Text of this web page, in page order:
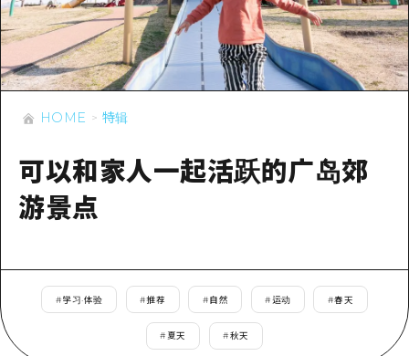
推荐
艺术
活动·庙会
美食·酒水
骑自行车
夜晚生活
世界遗产
学习·体验
列表
Dive!Hiroshima官方向导
安艺
艺北
宫岛周边
探索
列表
广岛市内
答對了
宫岛周边
东山口
活动
访问访问
次要流量摘要
设施拥堵
新闻
HOME 特辑
可以和家人一起活跃的广岛郊
游景点
#学习·体验 #推荐 #自然 #运动 #春天
# 夏天 #秋天